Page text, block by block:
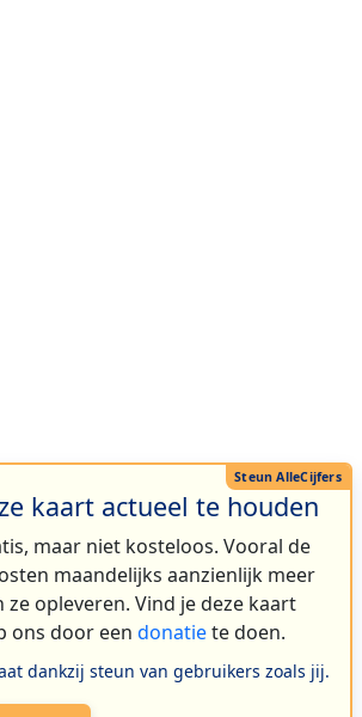
kaart actueel te houden
maar niet kosteloos. Vooral de
maandelijks aanzienlijk meer
opleveren. Vind je deze kaart
ons door een donatiete doen.
dankzij steun van gebruikers zoals jij.